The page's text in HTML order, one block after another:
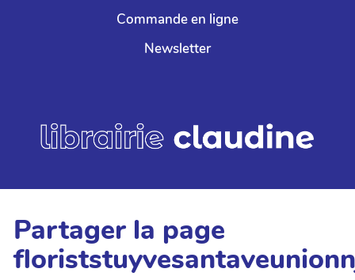
Commande en ligne
Newsletter
Partager la page